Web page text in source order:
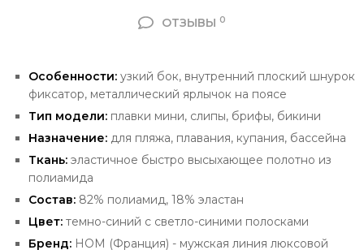
ОТЗЫВЫ 0
Особенности: узкий бок, внутренний плоский шнурок
фиксатор, металлический ярлычок на поясе
Тип модели: плавки мини, слипы, брифы, бикини
Назначение: для пляжа, плавания, купания, бассейна
Ткань: эластичное быстро высыхающее полотно из
полиамида
Состав: 82% полиамид, 18% эластан
Цвет: темно-синий с светло-синими полосками
Бренд: HOM (Франция) - мужская линия люксовой